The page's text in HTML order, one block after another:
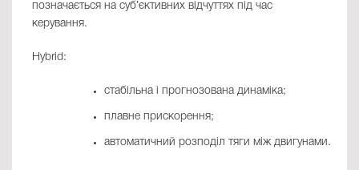
позначається на субʼєктивних відчуттях під час
керування.
Hybrid:
стабільна і прогнозована динаміка;
плавне прискорення;
автоматичний розподіл тяги між двигунами.